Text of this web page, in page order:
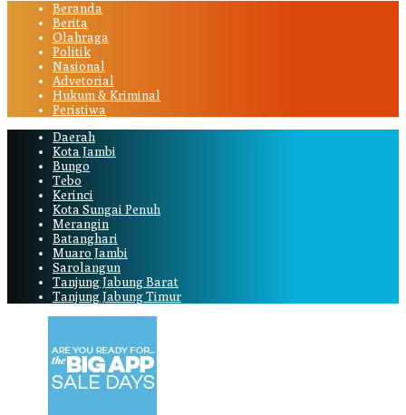
Beranda
Berita
Olahraga
Politik
Nasional
Advetorial
Hukum & Kriminal
Peristiwa
Daerah
Kota Jambi
Bungo
Tebo
Kerinci
Kota Sungai Penuh
Merangin
Batanghari
Muaro Jambi
Sarolangun
Tanjung Jabung Barat
Tanjung Jabung Timur